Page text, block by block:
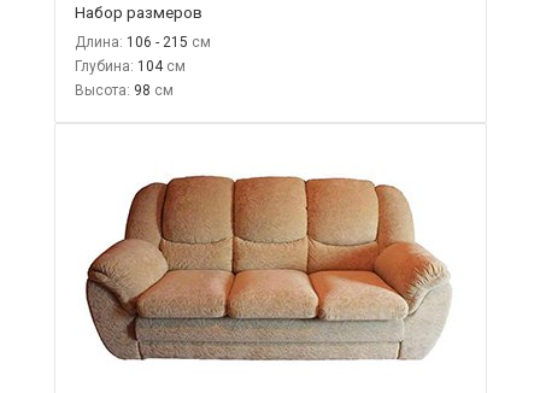
Набор размеров
Длина: 106 - 215
Глубина: 104
Высота: 98